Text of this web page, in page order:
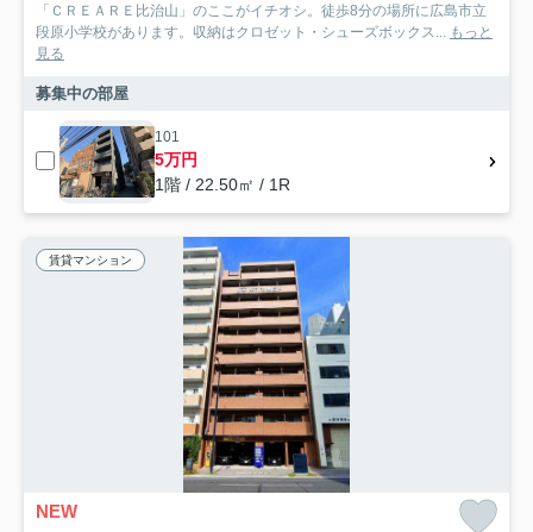
「ＣＲＥＡＲＥ比治山」のここがイチオシ。徒歩8分の場所に広島市立
段原小学校があります。収納はクロゼット・シューズボックス...
もっと
見る
募集中の部屋
101
5万円
1階 / 22.50㎡ / 1R
賃貸マンション
NEW